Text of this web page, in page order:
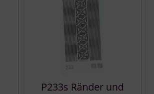
P233s Ränder und